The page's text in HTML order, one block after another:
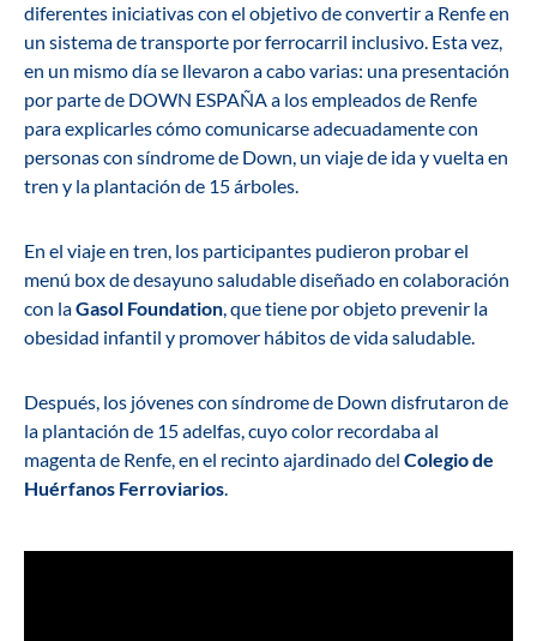
diferentes iniciativas con el objetivo de convertir a Renfe en
un sistema de transporte por ferrocarril inclusivo. Esta vez,
en un mismo día se llevaron a cabo varias: una presentación
por parte de DOWN ESPAÑA a los empleados de Renfe
para explicarles cómo comunicarse adecuadamente con
personas con síndrome de Down, un viaje de ida y vuelta en
tren y la plantación de 15 árboles.
En el viaje en tren, los participantes pudieron probar el
menú box de desayuno saludable diseñado en colaboración
con laGasol Foundation, que tiene por objeto prevenir la
obesidad infantil y promover hábitos de vida saludable.
Después, los jóvenes con síndrome de Down disfrutaron de
la plantación de 15 adelfas, cuyo color recordaba al
magenta de Renfe, en el recinto ajardinado del Colegio de
Huérfanos Ferroviarios.